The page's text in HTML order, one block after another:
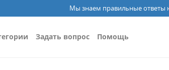
Мы знаем правильные ответы
Задать вопрос Помощь